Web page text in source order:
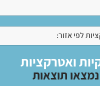
לפי אזור:
ואטרקציות
תוצאות